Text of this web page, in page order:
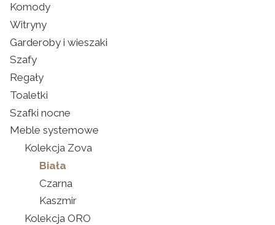
Komody
Witryny
Garderoby i wieszaki
Szafy
Regały
Toaletki
Szafki nocne
Meble systemowe
Kolekcja Zova
Biała
Czarna
Kaszmir
Kolekcja ORO